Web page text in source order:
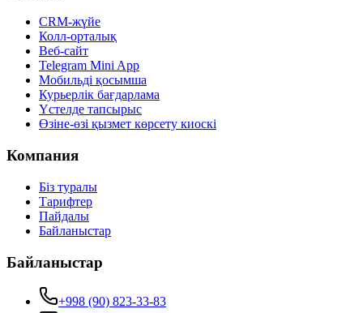
CRM-жүйе
Колл-орталық
Веб-сайт
Telegram Mini App
Мобильді қосымша
Курьерлік бағдарлама
Үстелде тапсырыс
Өзіне-өзі қызмет көрсету киоскі
Компания
Біз туралы
Тарифтер
Пайдалы
Байланыстар
Байланыстар
+998 (90) 823-33-83